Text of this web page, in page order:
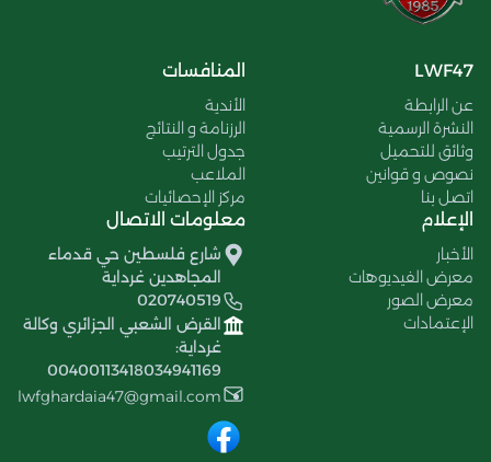
LWF47
عن الرابطة
النشرة الرسمية
وثائق للتحميل
نصوص و قوانين
اتصل بنا
المنافسات
الأندية
الرزنامة و النتائج
جدول الترتيب
الملاعب
مركز الإحصائيات
الإعلام
الأخبار
معرض الفيديوهات
معرض الصور
الإعتمادات
معلومات الاتصال
شارع فلسطين حي قدماء
المجاهدين غرداية
020740519
القرض الشعبي الجزائري وكالة
غرداية:
00400113418034941169
lwfghardaia47@gmail.com